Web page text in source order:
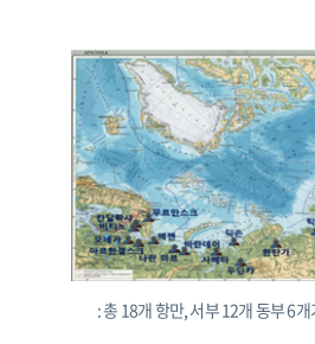
: 총 18개 항만, 서부 12개 동부 6